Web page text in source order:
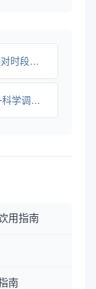
果更佳
改善不适
用指南
南